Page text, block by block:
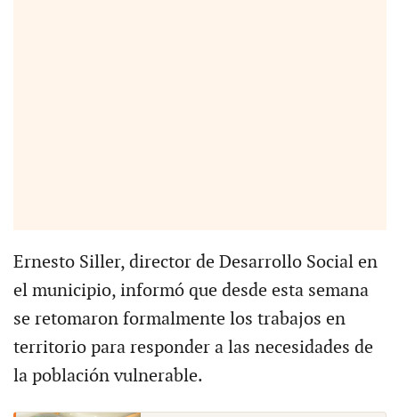
Ernesto Siller, director de Desarrollo Social en
el municipio, informó que desde esta semana
se retomaron formalmente los trabajos en
territorio para responder a las necesidades de
la población vulnerable.